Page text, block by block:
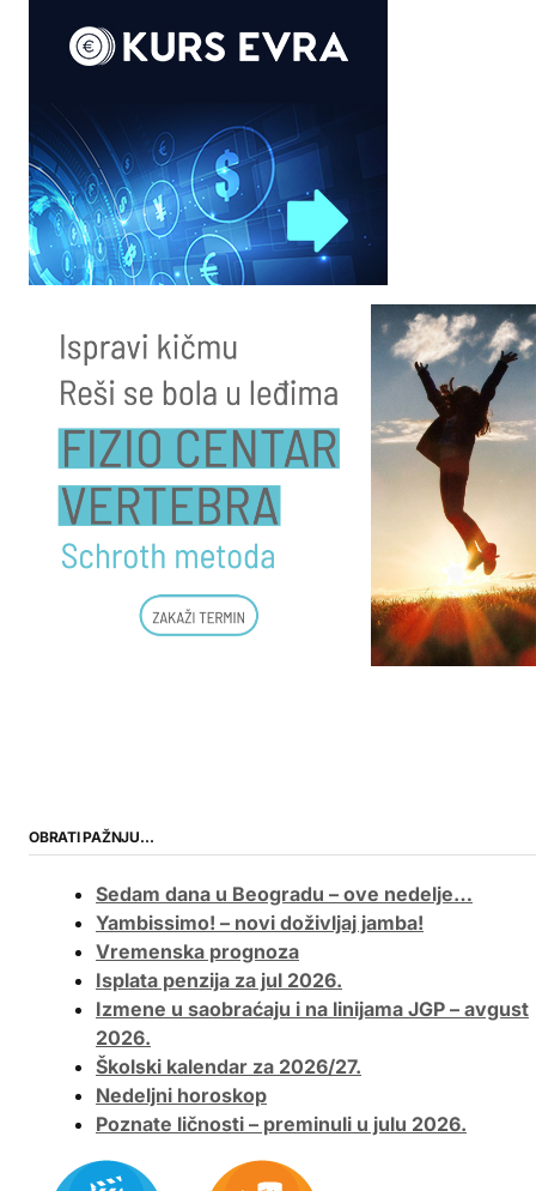
OBRATI PAŽNJU…
Sedam dana u Beogradu – ove nedelje…
Yambissimo! – novi doživljaj jamba!
Vremenska prognoza
Isplata penzija za jul 2026.
Izmene u saobraćaju i na linijama JGP – avgust
2026.
Školski kalendar za 2026/27.
Nedeljni horoskop
Poznate ličnosti – preminuli u julu 2026.